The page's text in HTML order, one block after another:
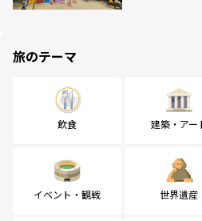
旅のテーマ
飲食 建築・アー
イベント・観戦 世界遺産